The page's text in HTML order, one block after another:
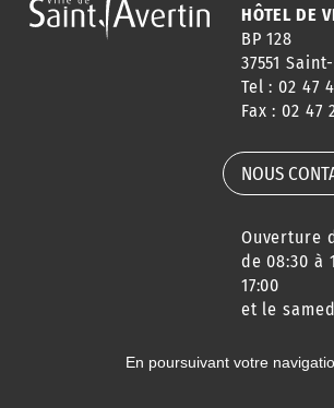
HÔTEL DE
BP 128
37551
Tel : 02 47
Fax : 02 47
NOUS
Ouverture
de 08:30 à
17:00
et le
En poursuivant votre